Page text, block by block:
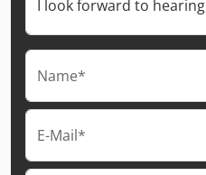
Name*
E-Mail*